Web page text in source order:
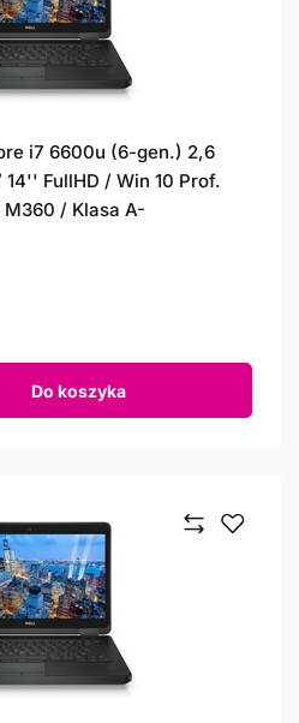
i7 6600u (6-gen.) 2,6
14'' FullHD / Win 10 Prof.
M360 / Klasa A-
Do koszyka